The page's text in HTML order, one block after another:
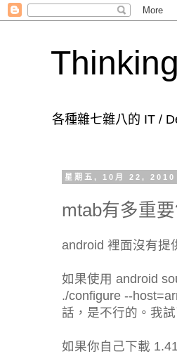
各種雜七雜八的 IT /
星期五, 10月 22, 2010
mtab有多重
android 裡面沒有提
如果使用 android
./configure --
話，是不行的。我
如果你自己下載